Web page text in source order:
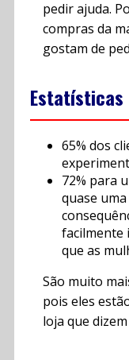
pedir ajuda.
compras da
gostam de
Estatísticas
65% dos
72% para
quase
facilmente
que as
São muito
pois eles
loja que